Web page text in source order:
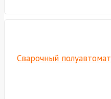
Сварочный